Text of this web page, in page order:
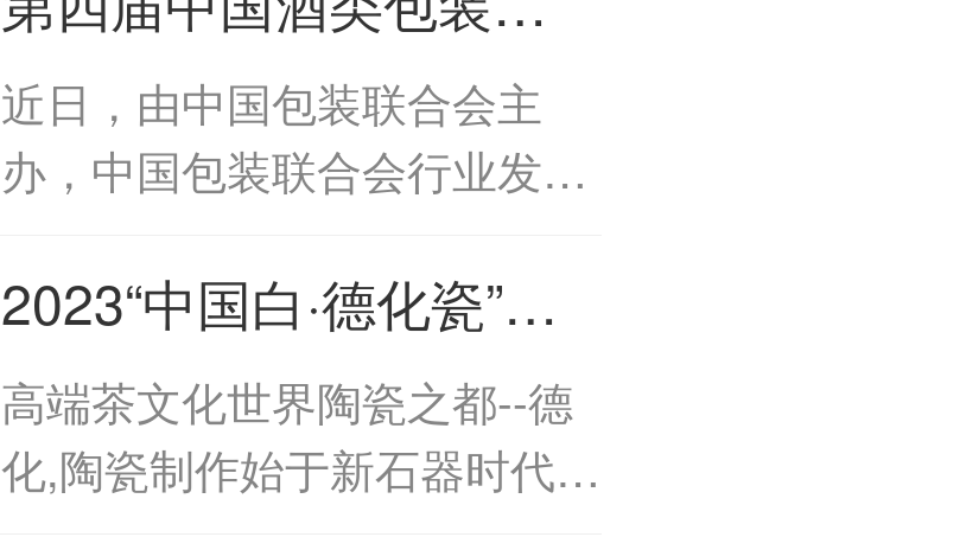
新发展论坛成功举办第
四届中国酒类包装创新
发展论坛成功举办
近日，由中国包装联合会主
办，中国包装联合会行业发展
司承办的“第四届中国酒类包
装创新发展论坛&rdq...
2023“中国白·德化瓷”高
端酒器具展重磅来袭！
2023“中国白·德化瓷”高
端酒器具展重磅来袭！
高端茶文化世界陶瓷之都--德
化,陶瓷制作始于新石器时代,